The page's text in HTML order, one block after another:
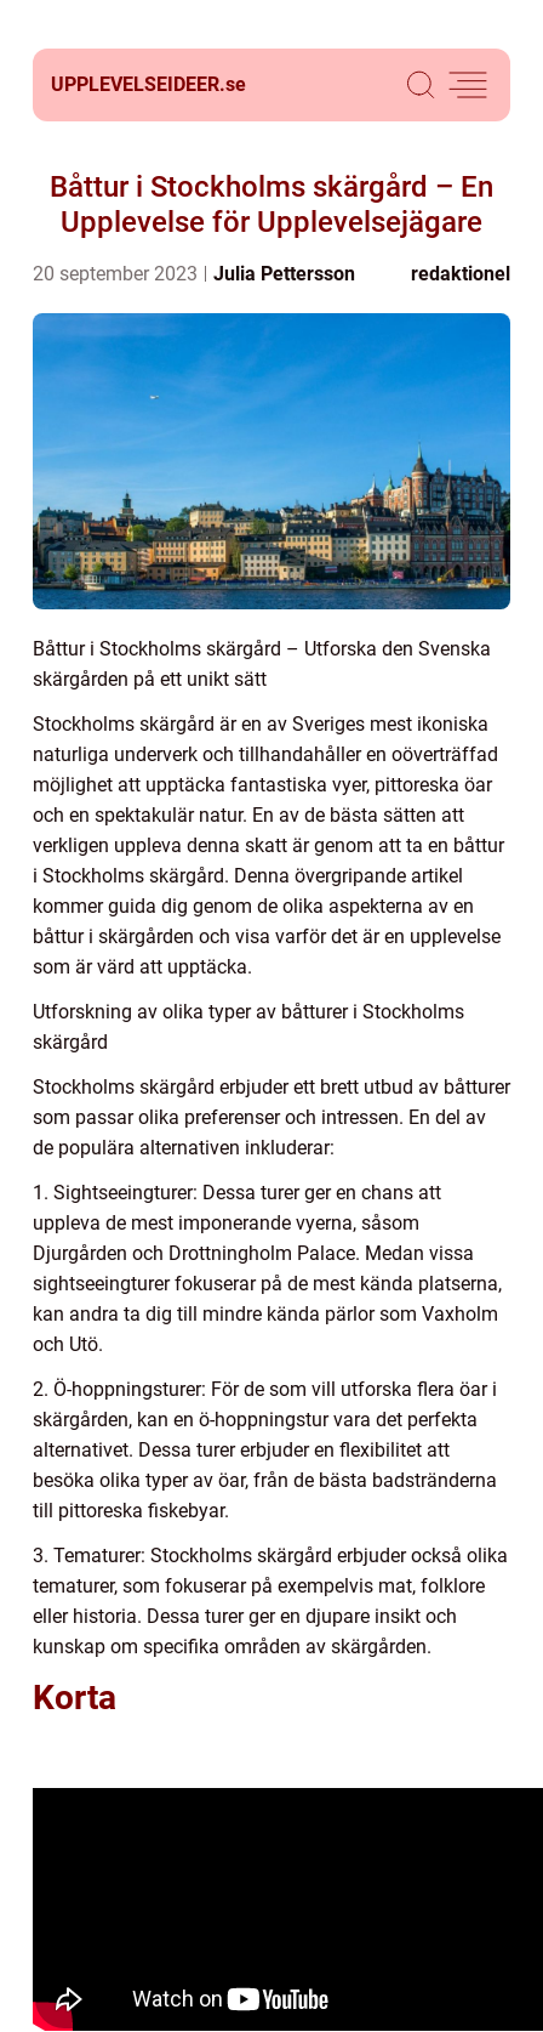
UPPLEVELSEIDEER.se
Båttur i Stockholms skärgård – En
Upplevelse för Upplevelsejägare
20 september 2023 Julia Pettersson redaktionel
Båttur i Stockholms skärgård – Utforska den Svenska
skärgården på ett unikt sätt
Stockholms skärgård är en av Sveriges mest ikoniska
naturliga underverk och tillhandahåller en oöverträffad
möjlighet att upptäcka fantastiska vyer, pittoreska öar
och en spektakulär natur. En av de bästa sätten att
verkligen uppleva denna skatt är genom att ta en båttur
i Stockholms skärgård. Denna övergripande artikel
kommer guida dig genom de olika aspekterna av en
båttur i skärgården och visa varför det är en upplevelse
som är värd att upptäcka.
Utforskning av olika typer av båtturer i Stockholms
skärgård
Stockholms skärgård erbjuder ett brett utbud av båtturer
som passar olika preferenser och intressen. En del av
de populära alternativen inkluderar:
1. Sightseeingturer: Dessa turer ger en chans att
uppleva de mest imponerande vyerna, såsom
Djurgården och Drottningholm Palace. Medan vissa
sightseeingturer fokuserar på de mest kända platserna,
kan andra ta dig till mindre kända pärlor som Vaxholm
och Utö.
2. Ö-hoppningsturer: För de som vill utforska flera öar i
skärgården, kan en ö-hoppningstur vara det perfekta
alternativet. Dessa turer erbjuder en flexibilitet att
besöka olika typer av öar, från de bästa badstränderna
till pittoreska fiskebyar.
3. Tematurer: Stockholms skärgård erbjuder också olika
tematurer, som fokuserar på exempelvis mat, folklore
eller historia. Dessa turer ger en djupare insikt och
kunskap om specifika områden av skärgården.
Korta